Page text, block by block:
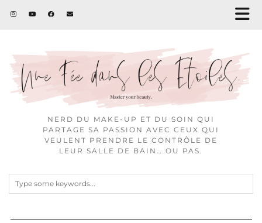
NERD DU MAKE-UP ET DU SOIN QUI
PARTAGE SA PASSION AVEC CEUX QUI
VEULENT PRENDRE LE CONTRÔLE DE
LEUR SALLE DE BAIN… OU PAS.